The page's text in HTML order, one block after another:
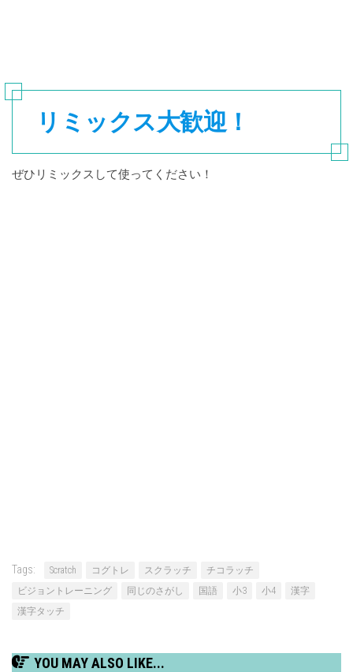
リミックス大歓迎！
ぜひリミックスして使ってください！
Tags: Scratch コグトレ スクラッチ
チコラッチ
ビジョントレーニング
同じのさがし 国語 小3 小4
漢字
漢字タッチ
YOU MAY ALSO LIKE...